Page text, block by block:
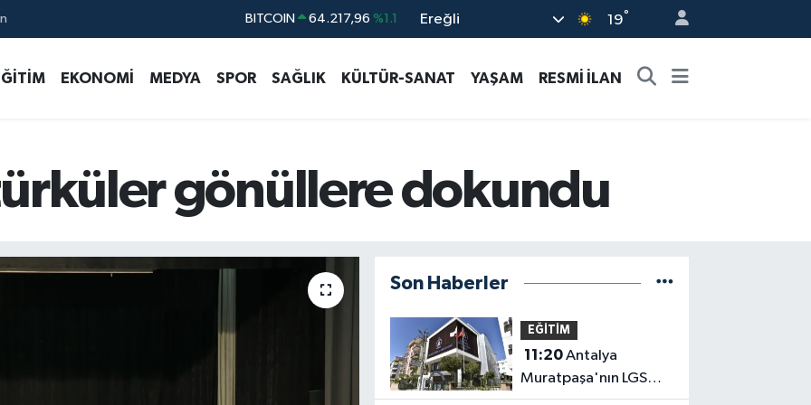
DOLAR 47,5834 %0.1
54,9368 %0.14
Ereğli 19°
EKONOMİ MEDYA SPOR SAĞLIK KÜLTÜR-SANAT YAŞAM RESMİ İLAN
gönüllere dokundu
Son Haberler
EĞİTİM
11:20Antalya
Muratpaşa'nın LGS
başarısı